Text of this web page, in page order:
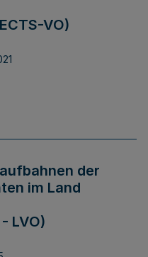
VO)
der
im Land
LVO)